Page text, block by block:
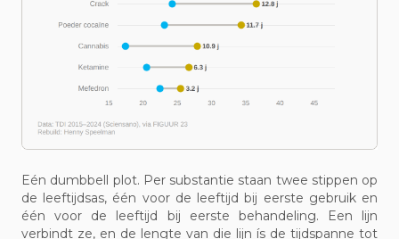
Eén dumbbell plot. Per substantie staan twee stippen op
de leeftijdsas, één voor de leeftijd bij eerste gebruik en
één voor de leeftijd bij eerste behandeling. Een lijn
verbindt ze, en de lengte van die lijn ís de tijdspanne tot